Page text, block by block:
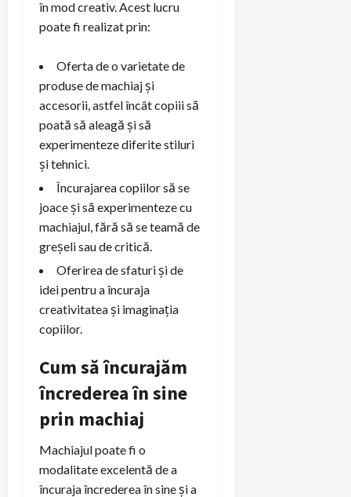
în mod creativ. Acest lucru
poate fi realizat prin:
Oferta de o varietate de
produse de machiaj și
accesorii, astfel încât copiii să
poată să aleagă și să
experimenteze diferite stiluri
și tehnici.
Încurajarea copiilor să se
joace și să experimenteze cu
machiajul, fără să se teamă de
greșeli sau de critică.
Oferirea de sfaturi și de
idei pentru a încuraja
creativitatea și imaginația
copiilor.
Cum să încurajăm
încrederea în sine
prin machiaj
Machiajul poate fi o
modalitate excelentă de a
încuraja încrederea în sine și a